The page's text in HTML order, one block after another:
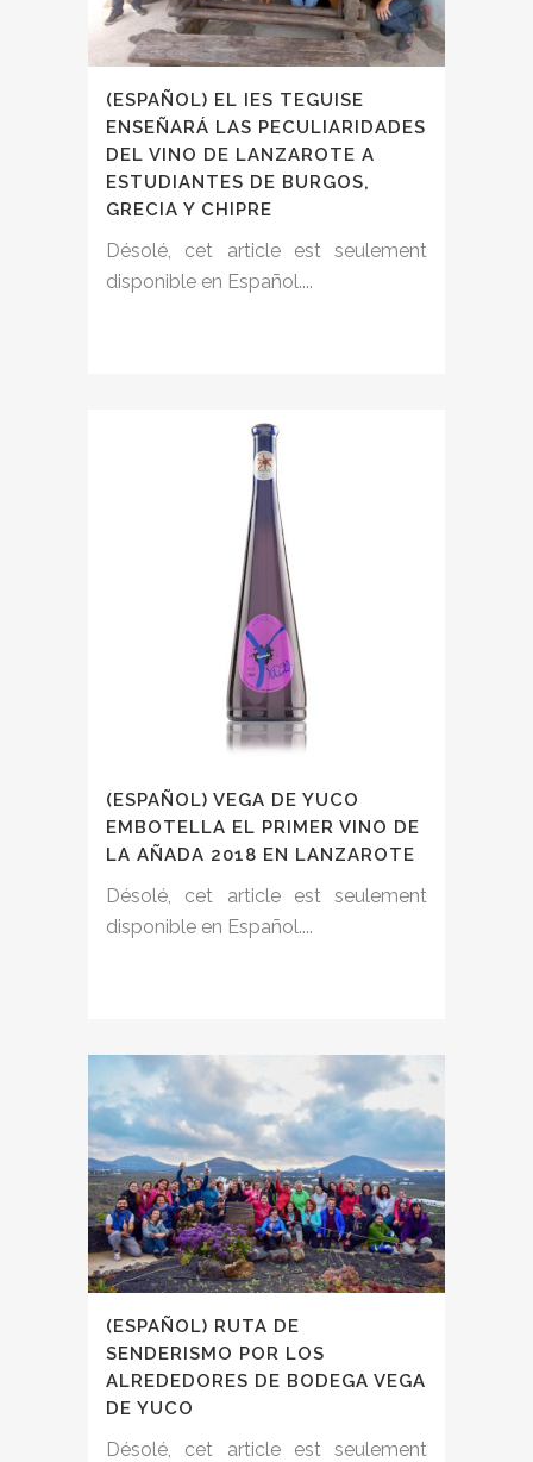
(ESPAÑOL) EL IES TEGUISE
ENSEÑARÁ LAS PECULIARIDADES
DEL VINO DE LANZAROTE A
ESTUDIANTES DE BURGOS,
GRECIA Y CHIPRE
Désolé, cet article est seulement
disponible en Español....
(ESPAÑOL) VEGA DE YUCO
EMBOTELLA EL PRIMER VINO DE
LA AÑADA 2018 EN LANZAROTE
Désolé, cet article est seulement
disponible en Español....
(ESPAÑOL) RUTA DE
SENDERISMO POR LOS
ALREDEDORES DE BODEGA VEGA
DE YUCO
Désolé, cet article est seulement